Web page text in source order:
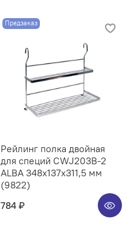
Предзаказ
Рейлинг полка двойная
для специй CWJ203B-2
ALBA 348x137x311,5 мм
(9822)
784 ₽